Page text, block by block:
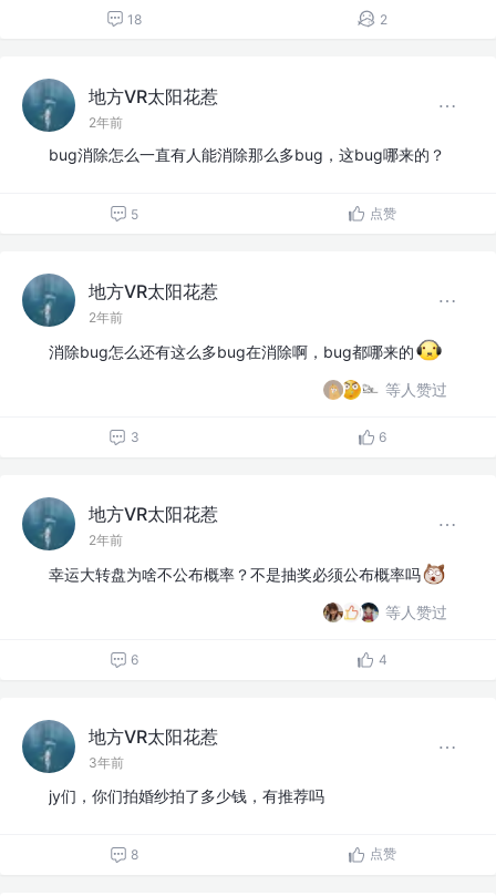
18 2
地方VR太阳花惹
2年前
bug消除怎么一直有人能消除那么多bug，这bug哪来的？
5 点赞
地方VR太阳花惹
2年前
消除bug怎么还有这么多bug在消除啊，bug都哪来的
等人赞过
3 6
地方VR太阳花惹
2年前
幸运大转盘为啥不公布概率？不是抽奖必须公布概率吗
等人赞过
6 4
地方VR太阳花惹
3年前
jy们，你们拍婚纱拍了多少钱，有推荐吗
8 点赞